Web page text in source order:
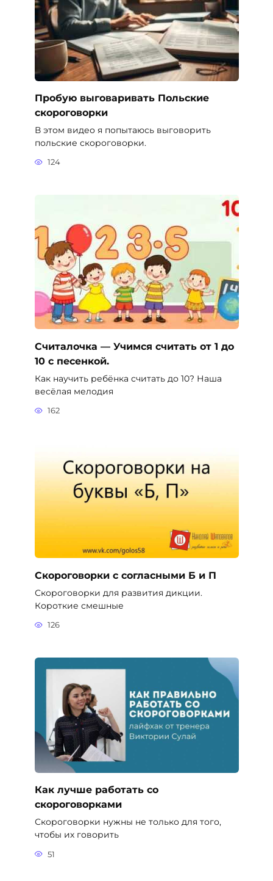
Пробую выговаривать Польские
скороговорки
В этом видео я попытаюсь выговорить
польские скороговорки.
124
Считалочка — Учимся считать от 1 до
10 с песенкой.
Как научить ребёнка считать до 10? Наша
весёлая мелодия
162
Скороговорки с согласными Б и П
Скороговорки для развития дикции.
Короткие смешные
126
Как лучше работать со
скороговорками
Скороговорки нужны не только для того,
чтобы их говорить
51